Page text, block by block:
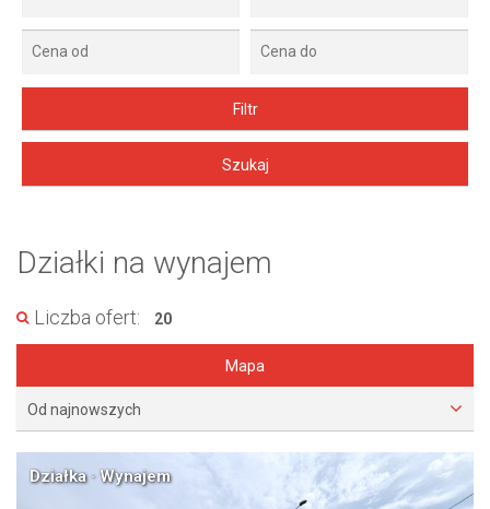
Działki na wynajem
Liczba ofert: 20
Mapa
Od najnowszych
Działka · Wynajem